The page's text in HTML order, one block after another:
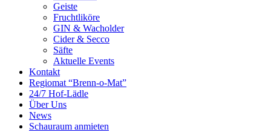
Geiste
Fruchtliköre
GIN & Wacholder
Cider & Secco
Säfte
Aktuelle Events
Kontakt
Regiomat “Brenn-o-Mat”
24/7 Hof-Lädle
Über Uns
News
Schauraum anmieten